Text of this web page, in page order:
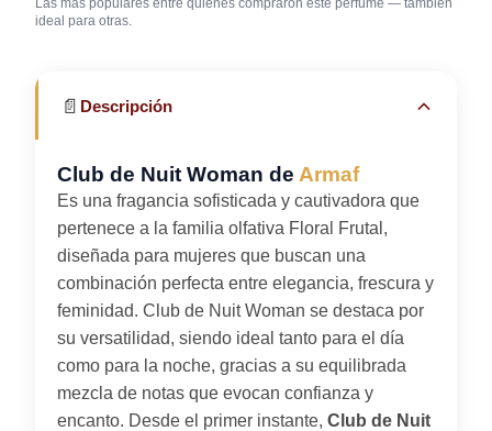
ideal para otras.
Boda (invitado)
📄 Descripción
Club de Nuit Woman de Armaf
Es una fragancia sofisticada y cautivadora que
pertenece a la familia olfativa Floral Frutal,
diseñada para mujeres que buscan una
combinación perfecta entre elegancia, frescura y
feminidad. Club de Nuit Woman se destaca por
su versatilidad, siendo ideal tanto para el día
como para la noche, gracias a su equilibrada
mezcla de notas que evocan confianza y
encanto. Desde el primer instante, Club de Nuit